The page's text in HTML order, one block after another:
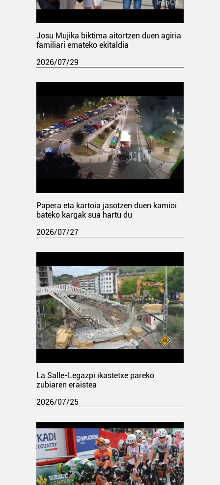
Josu Mujika biktima aitortzen duen agiria
familiari emateko ekitaldia
2026/07/29
Papera eta kartoia jasotzen duen kamioi
bateko kargak sua hartu du
2026/07/27
La Salle-Legazpi ikastetxe pareko
zubiaren eraistea
2026/07/25